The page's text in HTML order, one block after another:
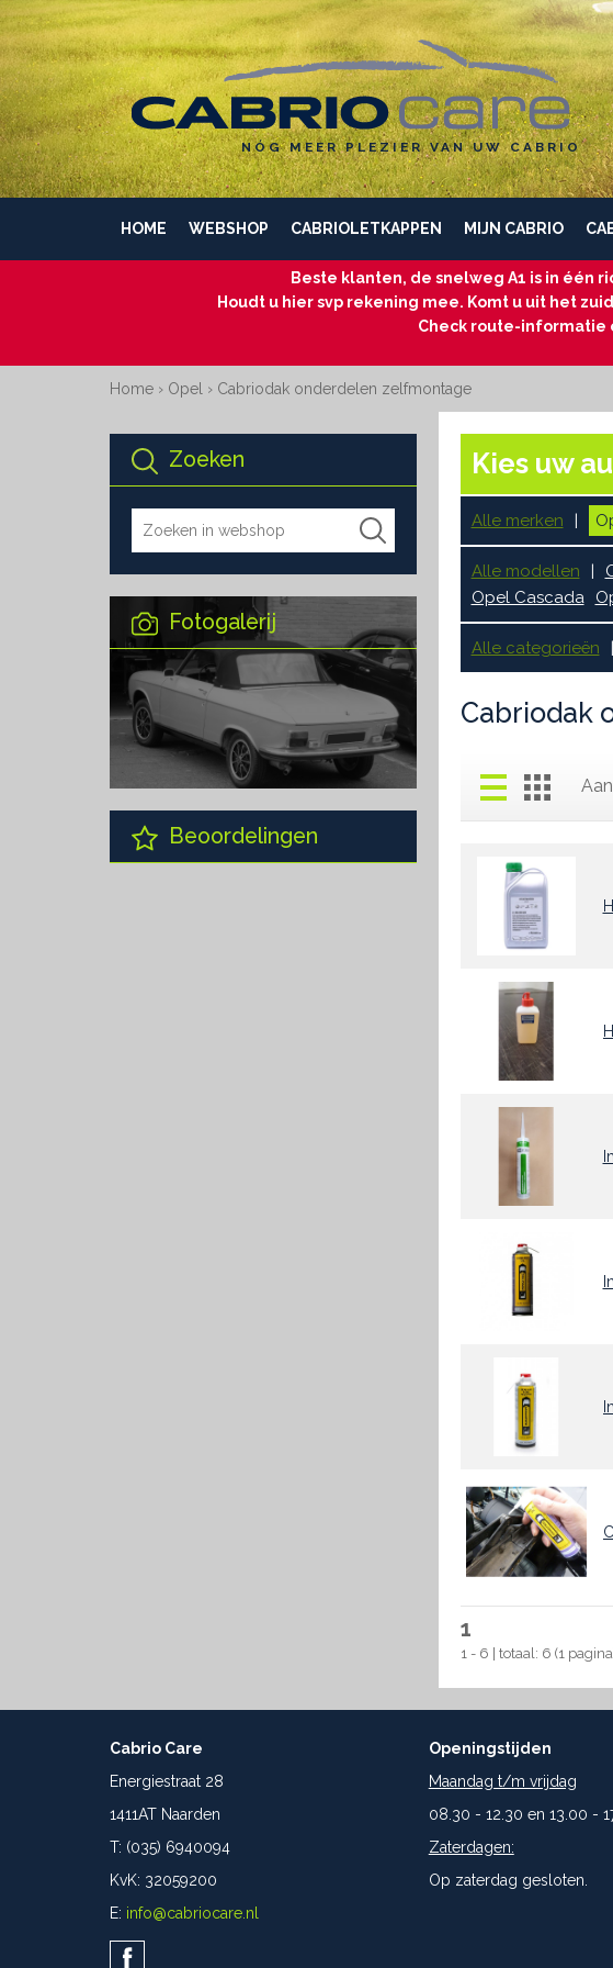
NÓG MEER PLEZIER VAN UW CABRIO
HOME WEBSHOP CABRIOLETKAPPEN MIJN CABRIO
Beste klanten, de snelweg A1 is in één
Houdt u hier svp rekening mee. Komt u uit het
Check route-informatie
Home› Opel › Cabriodak onderdelen zelfmontage
Zoeken
Fotogalerij
Beoordelingen
Kies uw
Alle merken
Alle modellen
Opel Cascada
Alle categorieën
Cabriodak
1
1 - 6 | totaal: 6 (1
Cabrio Care
Energiestraat 28
1411AT Naarden
T: (035) 6940094
KvK: 32059200
E: info@cabriocare.nl
Openingstijden
Maandag t/m vrijdag
08.30 - 12.30 en 13.00 -
Zaterdagen:
Op zaterdag gesloten.